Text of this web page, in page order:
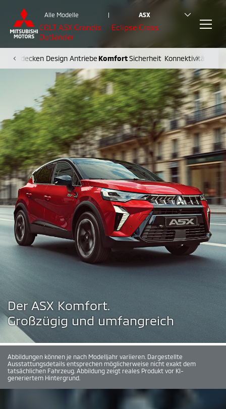
Alle Modelle | ASX
COLT ASX Grandis
Eclipse Cross
Outlander
Der ASX Komfort.
Großzügig und umfangreich
Abbildungen können je nach Modelljahr variieren. Dargestellte
Ausstattungsdetails entsprechen möglicherweise nicht exakt dem
tatsächlichen Fahrzeug. Abbildung zeigt reales Produkt vor KI-
generiertem Hintergrund.
entdecken Design Antriebe KomfortSicherheit Konnektivität